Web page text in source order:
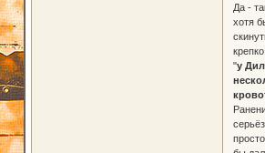
Да -
хотя
"у